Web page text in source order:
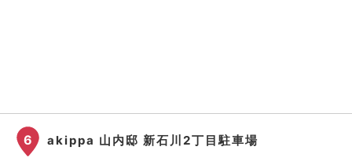
6 akippa 山内邸 新石川2丁目駐車場